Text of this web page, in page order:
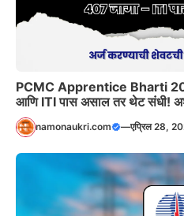
PCMC Apprentice Bharti
आणि ITI पास असाल तर थेट संधी!
namonaukri.com —एप्रिल 28,